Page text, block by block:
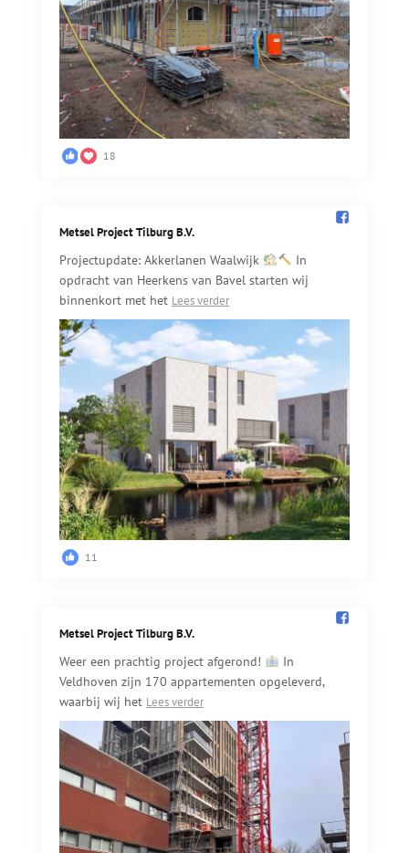
18
Metsel Project Tilburg B.V.️
Projectupdate: Akkerlanen Waalwijk
In
opdracht van Heerkens van Bavel starten wij
binnenkort met het Lees verder
11
Metsel Project Tilburg B.V.️
Weer een prachtig project afgerond!
In
Veldhoven zijn 170 appartementen opgeleverd,
waarbij wij het Lees verder